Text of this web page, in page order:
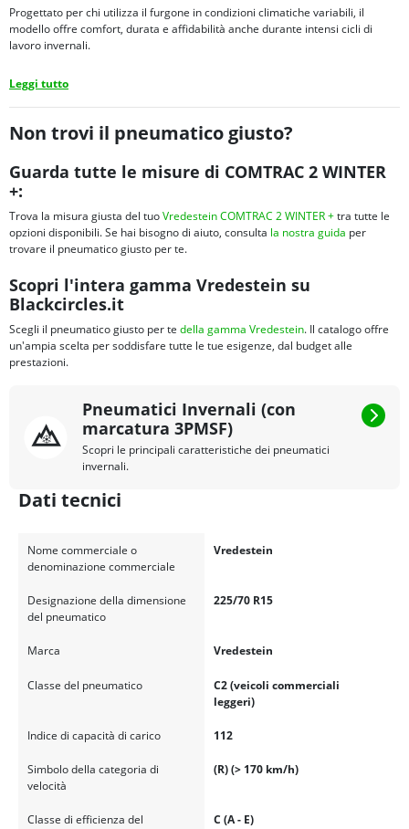
Progettato per chi utilizza il furgone in condizioni climatiche variabili, il
modello offre comfort, durata e affidabilità anche durante intensi cicli di
lavoro invernali.
Leggi tutto
Non trovi il pneumatico giusto?
Guarda tutte le misure di COMTRAC 2 WINTER
+:
Trova la misura giusta del tuoVredestein COMTRAC 2 WINTER +tra tutte le
opzioni disponibili. Se hai bisogno di aiuto, consulta la nostra guida per
trovare il pneumatico giusto per te.
Scopri l'intera gamma Vredestein su
Blackcircles.it
Scegli il pneumatico giusto per te della gamma Vredestein. Il catalogo offre
un'ampia scelta per soddisfare tutte le tue esigenze, dal budget alle
prestazioni.
Pneumatici Invernali (con
marcatura 3PMSF)
Scopri le principali caratteristiche dei pneumatici
invernali.
Dati tecnici
Nome commerciale o
denominazione commerciale
Vredestein
Designazione della dimensione
del pneumatico
225/70 R15
Marca Vredestein
Classe del pneumatico
C2 (veicoli commerciali
leggeri)
Indice di capacità di carico 112
Simbolo della categoria di
velocità
(R) (> 170 km/h)
Classe di efficienza del
C (A - E)